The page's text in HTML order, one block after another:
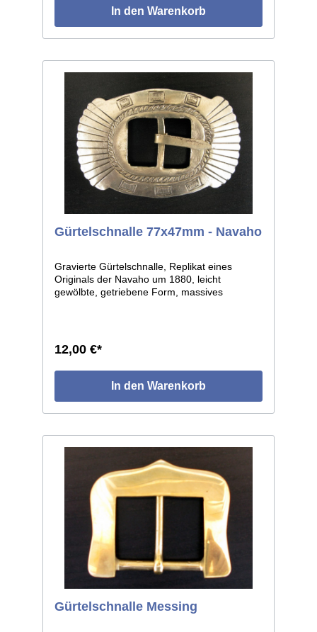
In den Warenkorb
Gürtelschnalle 77x47mm - Navaho
Gravierte Gürtelschnalle, Replikat eines
Originals der Navaho um 1880, leicht
gewölbte, getriebene Form, massives
ca.77x47mm.
12,00 €*
In den Warenkorb
Gürtelschnalle Messing